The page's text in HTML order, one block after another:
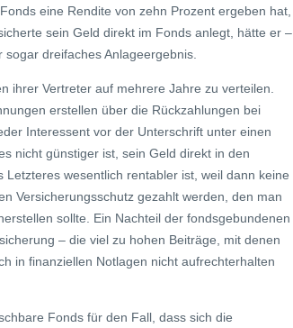
eine Rendite von zehn Prozent ergeben hat,
sein Geld direkt im Fonds anlegt, hätte er –
dreifaches Anlageergebnis.
ihrer Vertreter auf mehrere Jahre zu verteilen.
erstellen über die Rückzahlungen bei
Interessent vor der Unterschrift unter einen
nicht günstiger ist, sein Geld direkt in den
wesentlich rentabler ist, weil dann keine
Versicherungsschutz gezahlt werden, den man
sollte. Ein Nachteil der fondsgebundenen
– die viel zu hohen Beiträge, mit denen
in finanziellen Notlagen nicht aufrechterhalten
Fonds für den Fall, dass sich die